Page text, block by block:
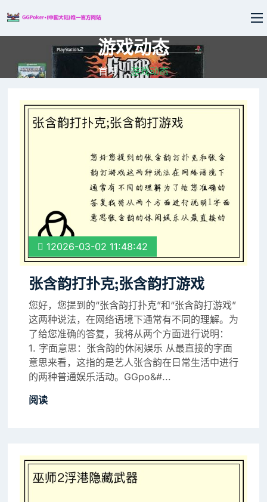
游戏动态
首页 游戏动态
12026-03-02 11:48:42
张含韵打扑克;张含韵打游戏
您好，您提到的“张含韵打扑克”和“张含韵打游戏”
这两种说法，在网络语境下通常有不同的理解。为
了给您准确的答复，我将从两个方面进行说明：
1. 字面意思：张含韵的休闲娱乐 从最直接的字面
意思来看，这指的是艺人张含韵在日常生活中进行
的两种普通娱乐活动。GGpo&#...
阅读